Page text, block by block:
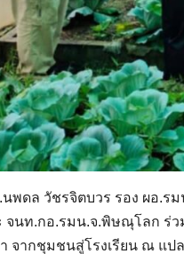
พดล วัชรจิตบวร รอง ผอ.ร
จนท.กอ.รมน.จ.พิษณุโลก ร่
จากชุมชนสู่โรงเรียน ณ แ